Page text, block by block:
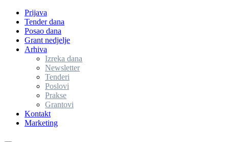
Prijava
Tender dana
Posao dana
Grant nedjelje
Arhiva
Izreka dana
Newsletter
Tenderi
Poslovi
Prakse
Grantovi
Kontakt
Marketing